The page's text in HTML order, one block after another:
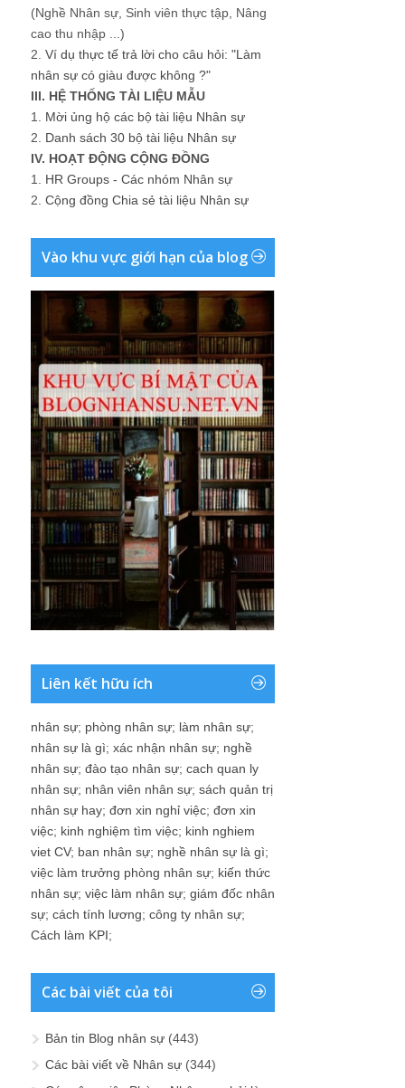
(Nghề Nhân sự, Sinh viên thực tập, Nâng
cao thu nhập ...)
2. Ví dụ thực tế trả lời cho câu hỏi: "Làm
nhân sự có giàu được không ?"
III. HỆ THỐNG TÀI LIỆU MẪU
1. Mời ủng hộ các bộ tài liệu Nhân sự
2. Danh sách 30 bộ tài liệu Nhân sự
IV. HOẠT ĐỘNG CỘNG ĐỒNG
1. HR Groups - Các nhóm Nhân sự
2. Cộng đồng Chia sẻ tài liệu Nhân sự
Vào khu vực giới hạn của blog
Liên kết hữu ích
nhân sự; phòng nhân sự; làm nhân sự;
nhân sự là gì; xác nhận nhân sự; nghề
nhân sự; đào tạo nhân sự; cach quan ly
nhân sự; nhân viên nhân sự; sách quản trị
nhân sự hay; đơn xin nghỉ việc; đơn xin
việc; kinh nghiệm tìm việc; kinh nghiem
viet CV; ban nhân sự; nghề nhân sự là gì;
việc làm trưởng phòng nhân sự; kiến thức
nhân sự; việc làm nhân sự; giám đốc nhân
sự; cách tính lương; công ty nhân sự;
Cách làm KPI;
Các bài viết của tôi
Bản tin Blog nhân sự (443)
Các bài viết về Nhân sự (344)